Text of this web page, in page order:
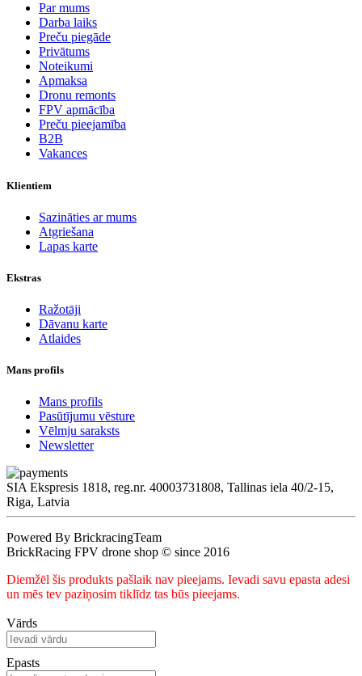
Par mums
Darba laiks
Preču piegāde
Privātums
Noteikumi
Apmaksa
Dronu remonts
FPV apmācība
Preču pieejamība
B2B
Vakances
Klientiem
Sazināties ar mums
Atgriešana
Lapas karte
Ekstras
Ražotāji
Dāvanu karte
Atlaides
Mans profils
Mans profils
Pasūtījumu vēsture
Vēlmju saraksts
Newsletter
SIA Ekspresis 1818, reg.nr. 40003731808, Tallinas iela 40/2-15,
Riga, Latvia
Powered By BrickracingTeam
BrickRacing FPV drone shop © since 2016
Diemžēl šis produkts pašlaik nav pieejams. Ievadi savu epasta adesi
un mēs tev paziņosim tiklīdz tas būs pieejams.
Vārds
Epasts